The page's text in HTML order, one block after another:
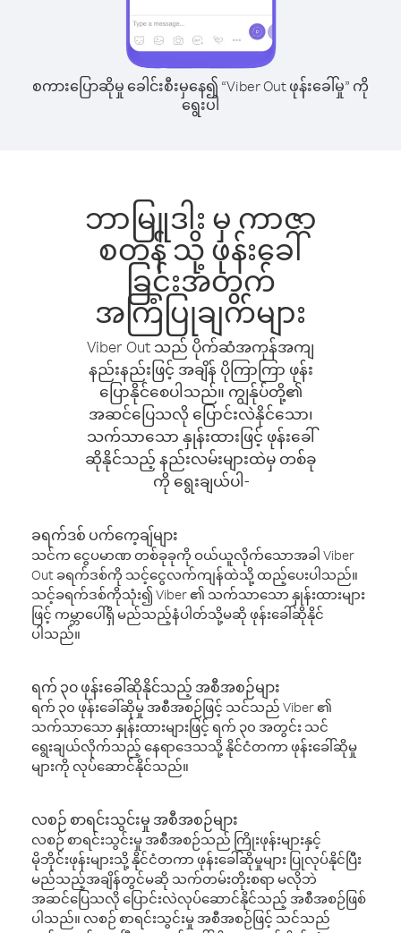
စကားပြောဆိုမှု ခေါင်းစီးမှနေ၍ “Viber Out ဖုန်းခေါ်မှု” ကို
ရွေးပါ
ဘာမြူဒါး မှ ကာဇာ
စတန် သို့ ဖုန်းခေါ်
ခြင်းအတွက်
အကြံပြုချက်များ
Viber Out သည် ပိုက်ဆံအကုန်အကျ
နည်းနည်းဖြင့် အချိန် ပိုကြာကြာ ဖုန်း
ပြောနိုင်စေပါသည်။ ကျွန်ုပ်တို့၏
အဆင်ပြေသလို ပြောင်းလဲနိုင်သော၊
သက်သာသော နှုန်းထားဖြင့် ဖုန်းခေါ်
ဆိုနိုင်သည့် နည်းလမ်းများထဲမှ တစ်ခု
ကို ရွေးချယ်ပါ-
ခရက်ဒစ် ပက်ကေ့ချ်များ
သင်က ငွေပမာဏ တစ်ခုခုကို ဝယ်ယူလိုက်သောအခါ Viber
Out ခရက်ဒစ်ကို သင့်ငွေလက်ကျန်ထဲသို့ ထည့်ပေးပါသည်။
သင့်ခရက်ဒစ်ကိုသုံး၍ Viber ၏ သက်သာသော နှုန်းထားများ
ဖြင့် ကမ္ဘာပေါ်ရှိ မည်သည့်နံပါတ်သို့မဆို ဖုန်းခေါ်ဆိုနိုင်
ပါသည်။
ရက် ၃၀ ဖုန်းခေါ်ဆိုနိုင်သည့် အစီအစဉ်များ
ရက် ၃၀ ဖုန်းခေါ်ဆိုမှု အစီအစဉ်ဖြင့် သင်သည် Viber ၏
သက်သာသော နှုန်းထားများဖြင့် ရက် ၃၀ အတွင်း သင်
ရွေးချယ်လိုက်သည့် နေရာဒေသသို့ နိုင်ငံတကာ ဖုန်းခေါ်ဆိုမှု
များကို လုပ်ဆောင်နိုင်သည်။
လစဉ် စာရင်းသွင်းမှု အစီအစဉ်များ
လစဉ် စာရင်းသွင်းမှု အစီအစဉ်သည် ကြိုးဖုန်းများနှင့်
မိုဘိုင်းဖုန်းများသို့ နိုင်ငံတကာ ဖုန်းခေါ်ဆိုမှုများ ပြုလုပ်နိုင်ပြီး
မည်သည့်အချိန်တွင်မဆို သက်တမ်းတိုးစရာ မလိုဘဲ
အဆင်ပြေသလို ပြောင်းလဲလုပ်ဆောင်နိုင်သည့် အစီအစဉ်ဖြစ်
ပါသည်။ လစဉ် စာရင်းသွင်းမှု အစီအစဉ်ဖြင့် သင်သည်